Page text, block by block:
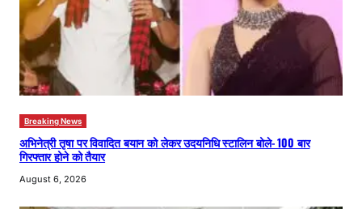
Breaking News
अभिनेत्री तृषा पर विवादित बयान को लेकर उदयनिधि स्टालिन बोले- 100 बार
गिरफ्तार होने को तैयार
August 6, 2026